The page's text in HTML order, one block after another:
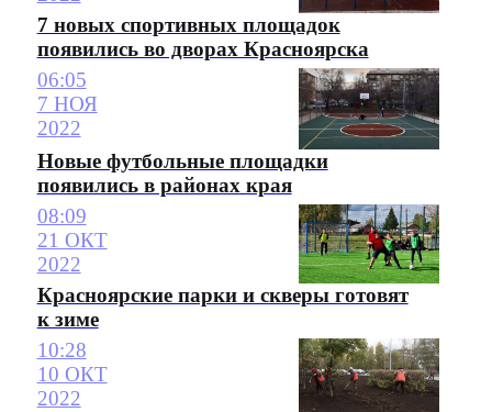
7 новых спортивных площадок
появились во дворах Красноярска
06:05
7 НОЯ
2022
Новые футбольные площадки
появились в районах края
08:09
21 ОКТ
2022
Красноярские парки и скверы готовят
к зиме
10:28
10 ОКТ
2022